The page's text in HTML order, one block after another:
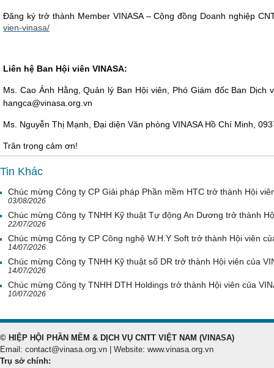
Đăng ký trở thành Member VINASA – Cộng đồng Doanh nghiệp
vien-vinasa/
Liên hệ Ban Hội viên VINASA:
Ms. Cao Ánh Hằng, Quản lý Ban Hội viên, Phó Giám đốc Ban Dịch
hangca@vinasa.org.vn
Ms. Nguyễn Thị Mạnh, Đại diện Văn phòng VINASA Hồ Chí Minh,
Trân trọng cảm ơn!
Tin Khác
Chúc mừng Công ty CP Giải pháp Phần mềm HTC trở thành Hội
03/08/2026
Chúc mừng Công ty TNHH Kỹ thuật Tự động An Dương trở thành
22/07/2026
Chúc mừng Công ty CP Công nghệ W.H.Y Soft trở thành Hội viên
14/07/2026
Chúc mừng Công ty TNHH Kỹ thuật số DR trở thành Hội viên của
14/07/2026
Chúc mừng Công ty TNHH DTH Holdings trở thành Hội viên của
10/07/2026
© HIỆP HỘI PHẦN MỀM & DỊCH VỤ CNTT VIỆT NAM (VINASA)
Email: contact@vinasa.org.vn | Website: www.vinasa.org.vn
Trụ sở chính: